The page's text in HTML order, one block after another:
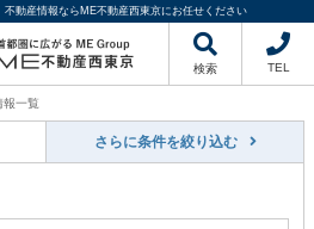
動産情報ならME不動産西東京にお任せください
検索 TEL
報一覧
さらに条件を絞り込む